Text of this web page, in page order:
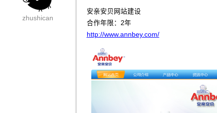
zhushican
安亲安贝网站建设
合作年限：2年
http://www.annbey.com/